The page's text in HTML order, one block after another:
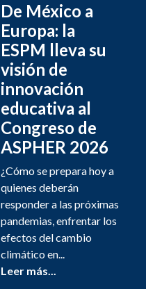
De México a
Europa: la
ESPM lleva su
visión de
innovación
educativa al
Congreso de
ASPHER 2026
¿Cómo se prepara hoy a
quienes deberán
responder a las próximas
pandemias, enfrentar los
efectos del cambio
climático en...
Leer más...